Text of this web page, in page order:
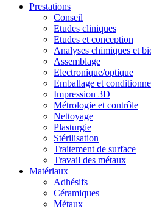
Prestations
Conseil
Etudes cliniques
Etudes et conception
Analyses chimiques et
Assemblage
Electronique/optique
Emballage et
Impression 3D
Métrologie et contrôle
Nettoyage
Plasturgie
Stérilisation
Traitement de surface
Travail des métaux
Matériaux
Adhésifs
Céramiques
Métaux